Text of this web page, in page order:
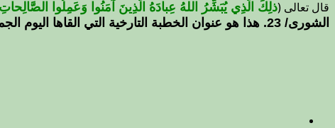
قال تعالى (ذلِكَ الَّذِي يُبَشِّرُ اللهُ عِبادَهُ الَّذِينَ آمَنُوا وَعَمِلُوا
الشورى/ 23. هذا هو عنوان الخطبة التارخية التي القاها اليوم الجمعة 22 رجب 1435 هجرية في جامع ام الطبول وسط العاصمة ..